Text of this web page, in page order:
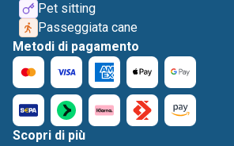
Pet sitting
Passeggiata cane
Metodi di pagamento
Scopri di più